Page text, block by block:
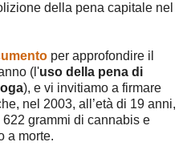
della pena capitale nel
per approfondire il
(l'uso della pena di
), e vi invitiamo a firmare
nel 2003, all’età di 19 anni,
grammi di cannabis e
a morte.